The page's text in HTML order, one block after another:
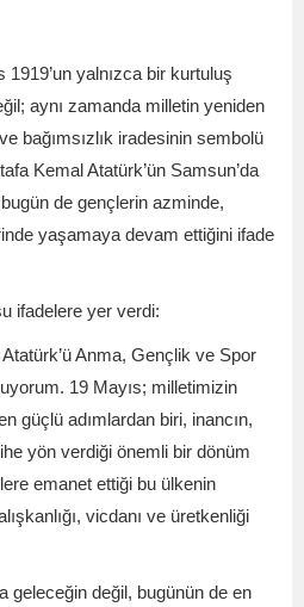
1919’un yalnızca bir kurtuluş
aynı zamanda milletin yeniden
bağımsızlık iradesinin sembolü
Kemal Atatürk’ün Samsun’da
de gençlerin azminde,
yaşamaya devam ettiğini ifade
ifadelere yer verdi:
Anma, Gençlik ve Spor
19 Mayıs; milletimizin
güçlü adımlardan biri, inancın,
yön verdiği önemli bir dönüm
emanet ettiği bu ülkenin
vicdanı ve üretkenliği
geleceğin değil, bugünün de en